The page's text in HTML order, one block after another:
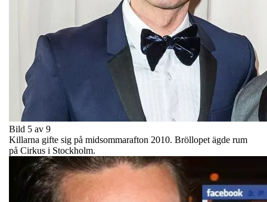
Bild 5 av 9
Killarna gifte sig på midsommarafton 2010. Bröllopet ägde rum
på Cirkus i Stockholm.